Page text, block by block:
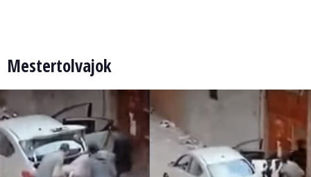
Mestertolvajok